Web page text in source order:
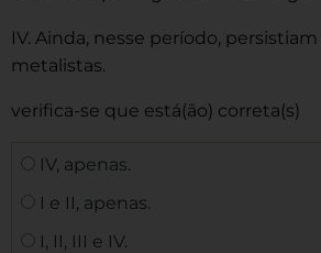
IV. Ainda, nesse período,
metalistas.
verifica-se que está(ão) correta(s)
IV, apenas.
I e II, apenas.
I, II, III e IV.